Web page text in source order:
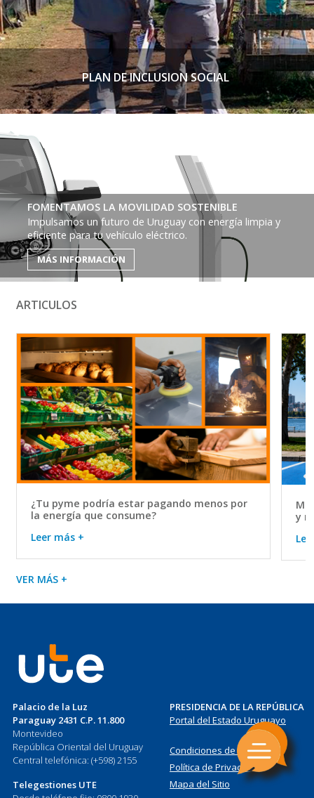
PLAN DE INCLUSION SOCIAL
FOMENTAMOS LA MOVILIDAD SOSTENIBLE
Impulsamos un futuro de Uruguay con energía limpia y
eficiente para tu vehículo eléctrico.
MÁS INFORMACIÓN
ARTICULOS
¿Tu pyme podría estar pagando menos por
la energía que consume?
Leer más +
y
VER MÁS +
Palacio de la Luz
Paraguay 2431 C.P. 11.800
Montevideo
República Oriental del Uruguay
Central telefónica: (+598) 2155
Telegestiones UTE
PRESIDENCIA DE LA REPÚBLICA
Portal del Estado Uruguayo
Condiciones de Uso
Política de Privacidad
Mapa del Sitio